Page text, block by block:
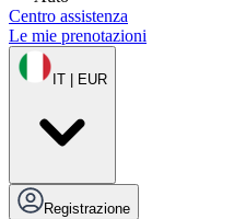
Centro assistenza
Le mie prenotazioni
IT | EUR
Registrazione